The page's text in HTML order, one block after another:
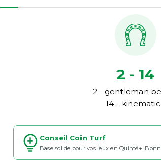
2 - 14
2 - gentleman
14 -
Conseil Coin Turf
Base solide pour vos jeux en Quinté+.